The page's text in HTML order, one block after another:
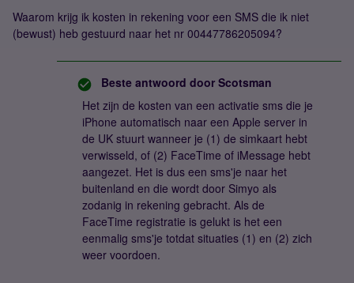
Waarom krijg ik kosten in rekening voor een SMS die ik niet
(bewust) heb gestuurd naar het nr 00447786205094?
Beste antwoord door Scotsman
Het zijn de kosten van een activatie sms die je
iPhone automatisch naar een Apple server in
de UK stuurt wanneer je (1) de simkaart hebt
verwisseld, of (2) FaceTime of iMessage hebt
aangezet. Het is dus een sms'je naar het
buitenland en die wordt door Simyo als
zodanig in rekening gebracht. Als de
FaceTime registratie is gelukt is het een
eenmalig sms'je totdat situaties (1) en (2) zich
weer voordoen.